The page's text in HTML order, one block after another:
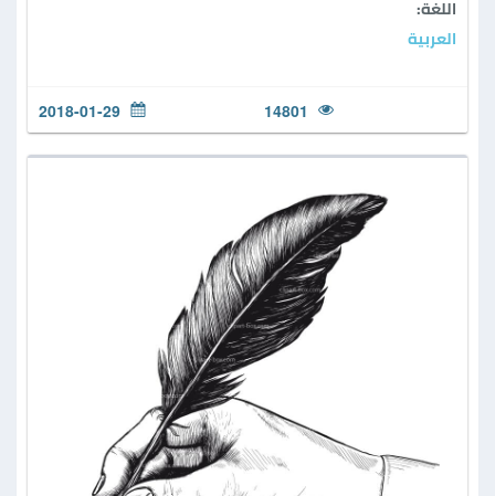
اللغة:
العربية
14801
2018-01-29